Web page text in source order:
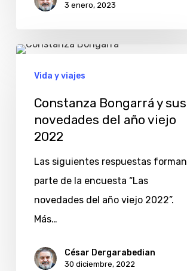
3 enero, 2023
Constanza
Bongarrá
novedades
viejo
2022
Vida y viajes
Constanza Bongarrá y sus
novedades del año viejo
2022
Las siguientes respuestas forman
parte de la encuesta “Las
novedades del año viejo 2022”.
Más…
César Dergarabedian
30 diciembre, 2022